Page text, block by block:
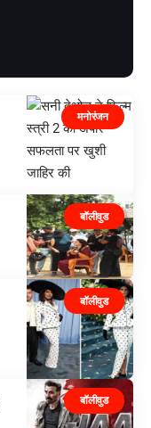
मनोरंजन
बॉलीवुड
बॉलीवुड
बॉलीवुड